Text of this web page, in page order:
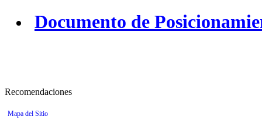
Documento de
Recomendaciones
Mapa del Sitio